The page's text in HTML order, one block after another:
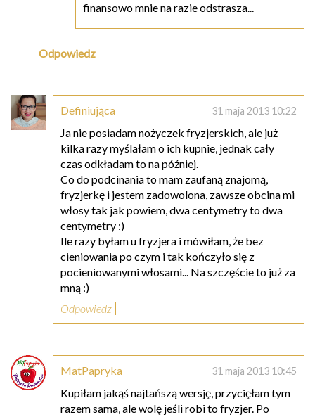
finansowo mnie na razie odstrasza...
Odpowiedz
Definiująca 31 maja 2013 10:22
Ja nie posiadam nożyczek fryzjerskich, ale już
kilka razy myślałam o ich kupnie, jednak cały
czas odkładam to na później.
Co do podcinania to mam zaufaną znajomą,
fryzjerkę i jestem zadowolona, zawsze obcina mi
włosy tak jak powiem, dwa centymetry to dwa
centymetry :)
Ile razy byłam u fryzjera i mówiłam, że bez
cieniowania po czym i tak kończyło się z
pocieniowanymi włosami... Na szczęście to już za
mną :)
Odpowiedz
MatPapryka 31 maja 2013 10:45
Kupiłam jakąś najtańszą wersję, przycięłam tym
razem sama, ale wolę jeśli robi to fryzjer. Po